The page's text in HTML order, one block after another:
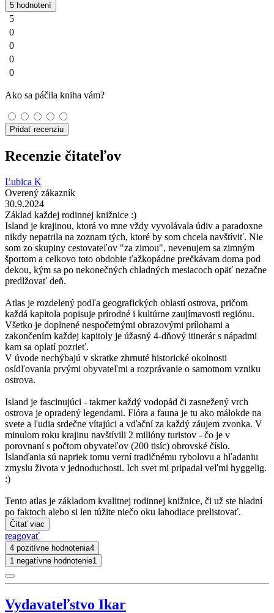
5 hodnotení
5
0
0
0
0
Ako sa páčila kniha vám?
Pridať recenziu
Recenzie čitateľov
Ľubica K
Overený zákazník
30.9.2024
Základ každej rodinnej knižnice :)
Island je krajinou, ktorá vo mne vždy vyvolávala údiv a paradoxne
nikdy nepatrila na zoznam tých, ktoré by som chcela navštíviť. Nie
som zo skupiny cestovateľov "za zimou", nevenujem sa zimným
športom a celkovo toto obdobie ťažkopádne prečkávam doma pod
dekou, kým sa po nekonečných chladných mesiacoch opäť nezačne
predlžovať deň.
Atlas je rozdelený podľa geografických oblastí ostrova, pričom
každá kapitola popisuje prírodné i kultúrne zaujímavosti regiónu.
Všetko je doplnené nespočetnými obrazovými prílohami a
zakončením každej kapitoly je úžasný 4-dňový itinerár s nápadmi
kam sa oplatí pozrieť.
V úvode nechýbajú v skratke zhrnuté historické okolnosti
osídľovania prvými obyvateľmi a rozprávanie o samotnom vzniku
ostrova.
Island je fascinujúci - takmer každý vodopád či zasnežený vrch
ostrova je opradený legendami. Flóra a fauna je tu ako málokde na
svete a ľudia srdečne vítajúci a vďační za každý záujem zvonka. V
minulom roku krajinu navštívili 2 milióny turistov - čo je v
porovnaní s počtom obyvateľov (200 tisíc) obrovské číslo.
Islanďania sú napriek tomu verní tradičnému rybolovu a hľadaniu
zmyslu života v jednoduchosti. Ich svet mi pripadal veľmi hyggelig.
:)
Tento atlas je základom kvalitnej rodinnej knižnice, či už ste hladní
po faktoch alebo si len túžite niečo oku lahodiace prelistovať.
Čítať viac
reagovať
4 pozitívne hodnotenia4
1 negatívne hodnotenie1
Vydavateľstvo Ikar